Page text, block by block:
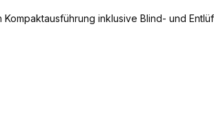
Kompaktausführung inklusive Blind- und